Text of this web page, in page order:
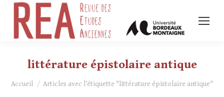
littérature épistolaire antique
Vous êtes ici :
Accueil Articles avec l’étiquette "littérature épistolaire antique"